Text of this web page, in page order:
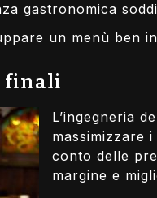
gastronomica
un menù ben
finali
L’ingegneria
massimizzare
conto delle
margine e